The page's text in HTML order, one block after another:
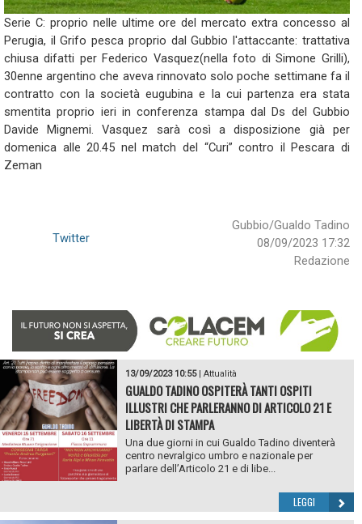
Serie C: proprio nelle ultime ore del mercato extra concesso al
Perugia, il Grifo pesca proprio dal Gubbio l'attaccante: trattativa
chiusa difatti per Federico Vasquez(nella foto di Simone Grilli),
30enne argentino che aveva rinnovato solo poche settimane fa il
contratto con la società eugubina e la cui partenza era stata
smentita proprio ieri in conferenza stampa dal Ds del Gubbio
Davide Mignemi. Vasquez sarà così a disposizione già per
domenica alle 20.45 nel match del “Curi” contro il Pescara di
Zeman
Gubbio/Gualdo Tadino
08/09/2023 17:32
Redazione
Twitter
13/09/2023 10:55| Attualità
GUALDO TADINO OSPITERÀ TANTI OSPITI
ILLUSTRI CHE PARLERANNO DI ARTICOLO 21 E
LIBERTÀ DI STAMPA
Una due giorni in cui Gualdo Tadino diventerà
centro nevralgico umbro e nazionale per
parlare dell’Articolo 21 e di libe...
LEGGI